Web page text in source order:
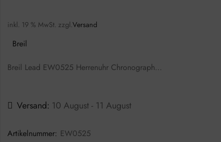
inkl. 19 % MwSt. zzgl.Versand
Breil
Breil Lead EW0525 Herrenuhr Chronograph…
Versand: 10 August - 11 August
Artikelnummer: EW0525